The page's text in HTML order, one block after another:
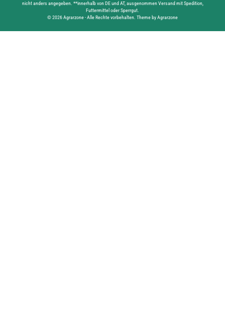
nicht anders angegeben. **innerhalb von DE und AT, ausgenommen Versand mit Spedition,
Futtermittel oder Sperrgut.
© 2026 Agrarzone - Alle Rechte vorbehalten. Theme by Agrarzone